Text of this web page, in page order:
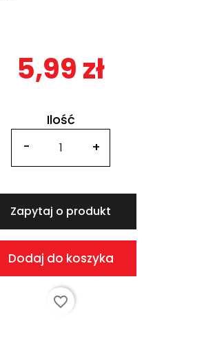
5,99 zł
Ilość
Zapytaj o produkt
Dodaj do koszyka
favorite_border